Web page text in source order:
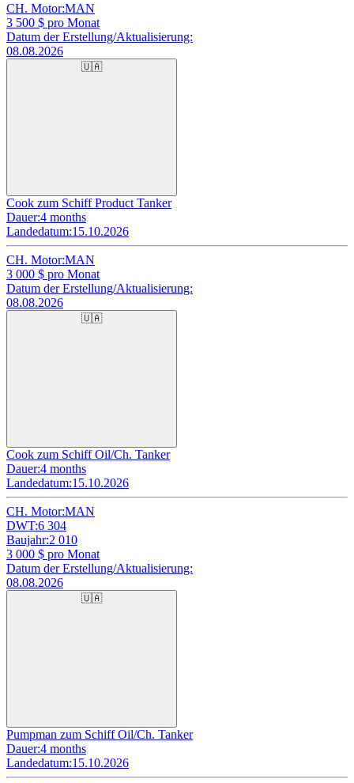
CH. Motor:MAN
3 500 $ pro Monat
Datum der Erstellung/Aktualisierung:
08.08.2026
🇺🇦
Cook zum Schiff Product Tanker
Dauer:4 months
Landedatum:15.10.2026
CH. Motor:MAN
3 000 $ pro Monat
Datum der Erstellung/Aktualisierung:
08.08.2026
🇺🇦
Cook zum Schiff Oil/Ch. Tanker
Dauer:4 months
Landedatum:15.10.2026
CH. Motor:MAN
DWT:6 304
Baujahr:2 010
3 000 $ pro Monat
Datum der Erstellung/Aktualisierung:
08.08.2026
🇺🇦
Pumpman zum Schiff Oil/Ch. Tanker
Dauer:4 months
Landedatum:15.10.2026